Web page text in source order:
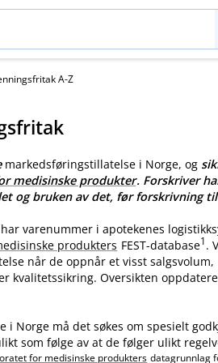
A-Z
markedsføringstillatelse i Norge, og
medisinske produkter. Forskriver
og bruken av det, før forskrivning
varenummer i apotekenes
produkters FEST-database1.
når de oppnår et visst salgsvolum,
Oversikten
i Norge må det søkes om spesielt
som følge av at de følger ulikt
for medisinske produkters datagrunnlag